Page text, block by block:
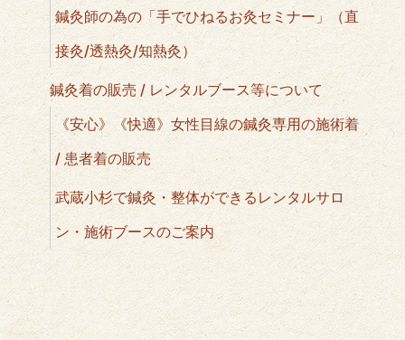
鍼灸師の為の「手でひねるお灸セミナー」（直
接灸/透熱灸/知熱灸）
鍼灸着の販売 / レンタルブース等について
《安心》《快適》女性目線の鍼灸専用の施術着
/ 患者着の販売
武蔵小杉で鍼灸・整体ができるレンタルサロ
ン・施術ブースのご案内